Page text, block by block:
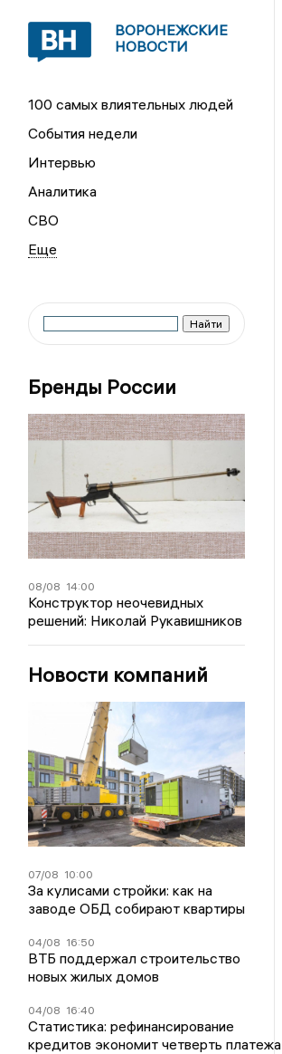
ВОРОНЕЖСКИЕ
НОВОСТИ
100 самых влиятельных людей
События недели
Интервью
Аналитика
СВО
Бренды России
08/08 14:00
Конструктор неочевидных
решений: Николай Рукавишников
Новости компаний
07/08 10:00
За кулисами стройки: как на
заводе ОБД собирают квартиры
04/08 16:50
ВТБ поддержал строительство
новых жилых домов
04/08 16:40
Статистика: рефинансирование
кредитов экономит четверть платежа